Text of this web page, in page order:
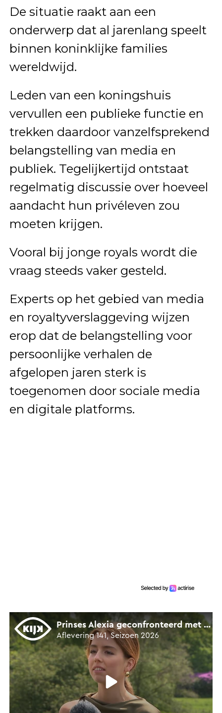
De situatie raakt aan een
onderwerp dat al jarenlang speelt
binnen koninklijke families
wereldwijd.
Leden van een koningshuis
vervullen een publieke functie en
trekken daardoor vanzelfsprekend
belangstelling van media en
publiek. Tegelijkertijd ontstaat
regelmatig discussie over hoeveel
aandacht hun privéleven zou
moeten krijgen.
Vooral bij jonge royals wordt die
vraag steeds vaker gesteld.
Experts op het gebied van media
en royaltyverslaggeving wijzen
erop dat de belangstelling voor
persoonlijke verhalen de
afgelopen jaren sterk is
toegenomen door sociale media
en digitale platforms.